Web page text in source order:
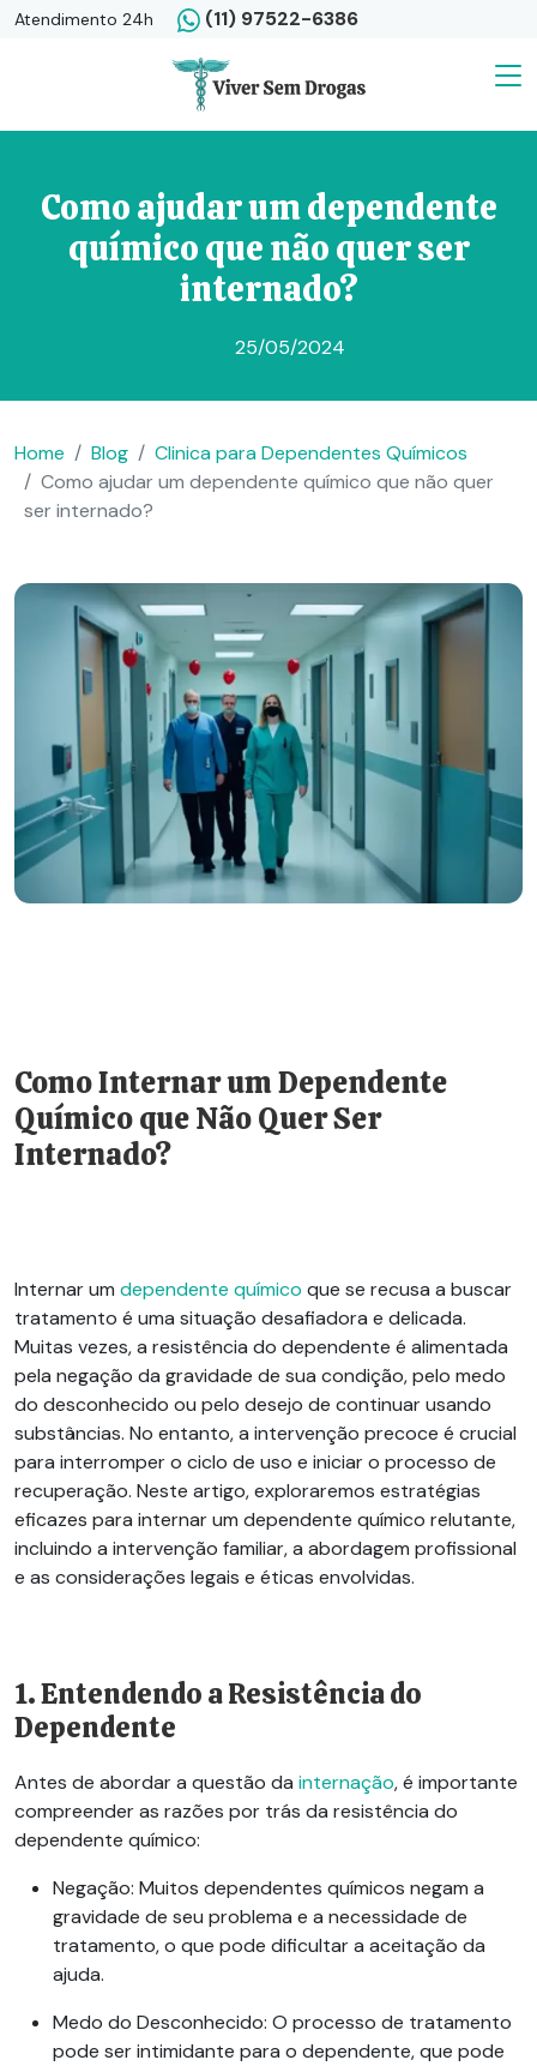
Atendimento 24h (11) 97522-6386
Como ajudar um dependente
químico que não quer ser
internado?
25/05/2024
Home Blog
Clinica para Dependentes Químicos
Como ajudar um dependente químico que não quer
ser internado?
Como Internar um Dependente
Químico que Não Quer Ser
Internado?
Internar um dependente químico que se recusa a buscar
tratamento é uma situação desafiadora e delicada.
Muitas vezes, a resistência do dependente é alimentada
pela negação da gravidade de sua condição, pelo medo
do desconhecido ou pelo desejo de continuar usando
substâncias. No entanto, a intervenção precoce é crucial
para interromper o ciclo de uso e iniciar o processo de
recuperação. Neste artigo, exploraremos estratégias
eficazes para internar um dependente químico relutante,
incluindo a intervenção familiar, a abordagem profissional
e as considerações legais e éticas envolvidas.
1. Entendendo a Resistência do
Dependente
Antes de abordar a questão da internação, é importante
compreender as razões por trás da resistência do
dependente químico:
Negação: Muitos dependentes químicos negam a
gravidade de seu problema e a necessidade de
tratamento, o que pode dificultar a aceitação da
ajuda.
Medo do Desconhecido: O processo de tratamento
pode ser intimidante para o dependente, que pode